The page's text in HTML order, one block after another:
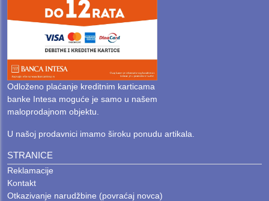
Odloženo plaćanje kreditnim karticama
banke Intesa moguće je samo u našem
maloprodajnom objektu.
U našoj prodavnici imamo široku ponudu artikala.
STRANICE
Reklamacije
Kontakt
Otkazivanje narudžbine (povraćaj novca)